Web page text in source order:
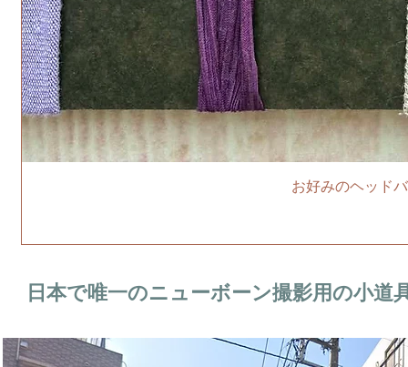
お好みのヘッド
日本で唯一のニューボーン撮影用の小道